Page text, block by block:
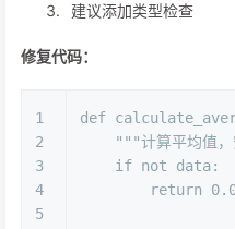
建议添加类型检查
修复代码：
1
2
3
4
5
def
"""计算平均值
if not data:
return